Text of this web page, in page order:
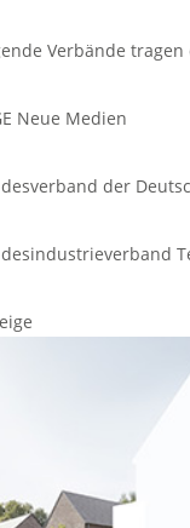
Verbände
Neue Medien
der